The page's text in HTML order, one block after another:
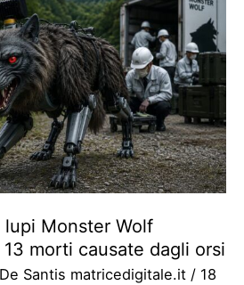
Monster Wolf
morti causate dagli orsi
Santis matricedigitale.it / 18